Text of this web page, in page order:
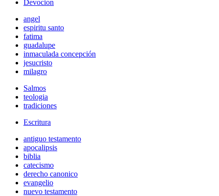
Devocion
angel
espiritu santo
fatima
guadalupe
inmaculada concepción
jesucristo
milagro
Salmos
teologia
tradiciones
Escritura
antiguo testamento
apocalipsis
biblia
catecismo
derecho canonico
evangelio
nuevo testamento